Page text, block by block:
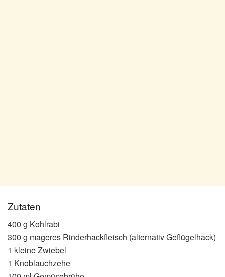
Zutaten
400 g Kohlrabi
300 g mageres Rinderhackfleisch (alternativ Geflügelhack)
1 kleine Zwiebel
1 Knoblauchzehe